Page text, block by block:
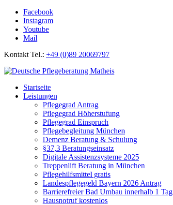
Facebook
Instagram
Youtube
Mail
Kontakt Tel.: +49 (0)89 20069797
Startseite
Leistungen
Pflegegrad Antrag
Pflegegrad Höherstufung
Pflegegrad Einspruch
Pflegebegleitung München
Demenz Beratung & Schulung
§37,3 Beratungseinsatz
Digitale Assistenzsysteme 2025
Treppenlift Beratung in München
Pflegehilfsmittel gratis
Landespflegegeld Bayern 2026 Antrag
Barrierefreier Bad Umbau innerhalb 1 Tag
Hausnotruf kostenlos